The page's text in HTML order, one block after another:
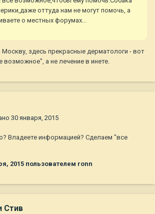
оттуда нам не могут помочь, а
о местных форумах...
Москву, здесь прекрасные дерматологи - вот
возможное", а не лечение в инете.
30 января, 2015
Владеете информацией? Сделаем "все
2015 пользователем ronn
Стив